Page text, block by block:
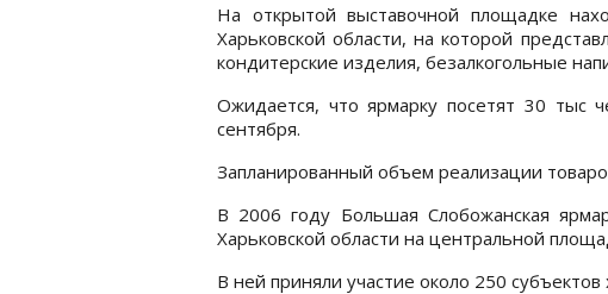
На открытой выставочной площадке
Харьковской области, на которой
кондитерские изделия, безалкогольные
Ожидается, что ярмарку посетят 30 тыс
сентября.
Запланированный объем реализации
В 2006 году Большая Слобожанская
Харьковской области на центральной
В ней приняли участие около 250 субъектов